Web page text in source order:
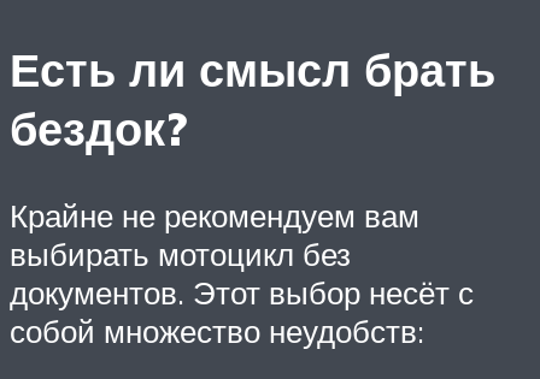
Есть ли смысл брать
бездок?
Крайне не рекомендуем вам
выбирать мотоцикл без
документов. Этот выбор несёт с
собой множество неудобств: